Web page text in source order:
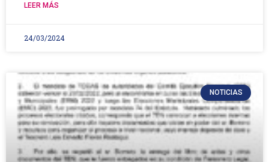
LEER MÁS
24/03/2024
NOTICIAS